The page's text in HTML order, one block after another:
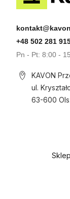
+48 502 281
Pn - Pt: 8:00 -
KAVON
ul.
63-600